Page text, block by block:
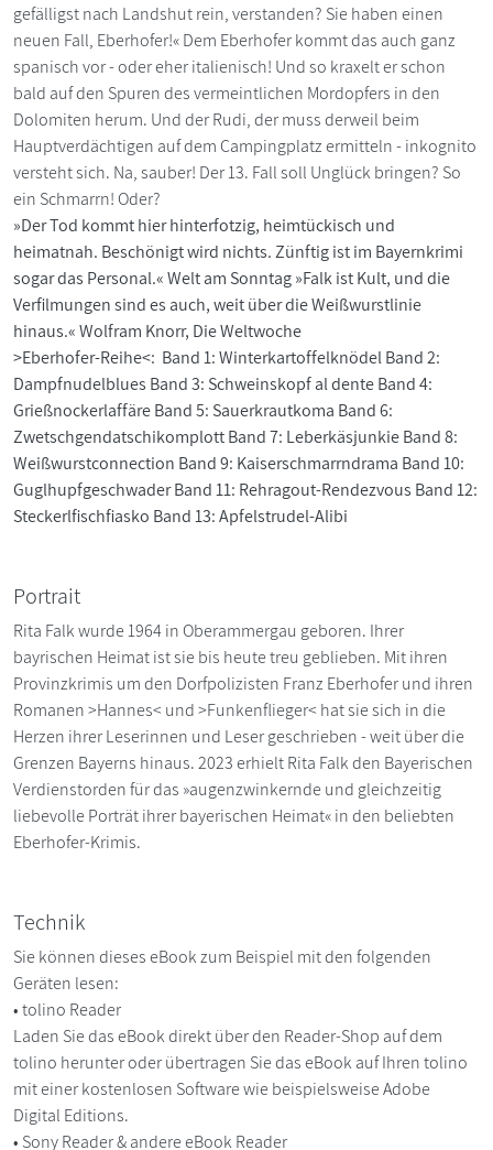
gefälligst nach Landshut rein, verstanden? Sie haben einen
neuen Fall, Eberhofer!« Dem Eberhofer kommt das auch ganz
spanisch vor - oder eher italienisch! Und so kraxelt er schon
bald auf den Spuren des vermeintlichen Mordopfers in den
Dolomiten herum. Und der Rudi, der muss derweil beim
Hauptverdächtigen auf dem Campingplatz ermitteln - inkognito
versteht sich. Na, sauber! Der 13. Fall soll Unglück bringen? So
ein Schmarrn! Oder?
»Der Tod kommt hier hinterfotzig, heimtückisch und
heimatnah. Beschönigt wird nichts. Zünftig ist im Bayernkrimi
sogar das Personal.« Welt am Sonntag »Falk ist Kult, und die
Verfilmungen sind es auch, weit über die Weißwurstlinie
hinaus.« Wolfram Knorr, Die Weltwoche
>Eberhofer-Reihe<: Band 1: Winterkartoffelknödel Band 2:
Dampfnudelblues Band 3: Schweinskopf al dente Band 4:
Grießnockerlaffäre Band 5: Sauerkrautkoma Band 6:
Zwetschgendatschikomplott Band 7: Leberkäsjunkie Band 8:
Weißwurstconnection Band 9: Kaiserschmarrndrama Band 10:
Guglhupfgeschwader Band 11: Rehragout-Rendezvous Band 12:
Steckerlfischfiasko Band 13: Apfelstrudel-Alibi
Portrait
Rita Falk wurde 1964 in Oberammergau geboren. Ihrer
bayrischen Heimat ist sie bis heute treu geblieben. Mit ihren
Provinzkrimis um den Dorfpolizisten Franz Eberhofer und ihren
Romanen >Hannes< und >Funkenflieger< hat sie sich in die
Herzen ihrer Leserinnen und Leser geschrieben - weit über die
Grenzen Bayerns hinaus. 2023 erhielt Rita Falk den Bayerischen
Verdienstorden für das »augenzwinkernde und gleichzeitig
liebevolle Porträt ihrer bayerischen Heimat« in den beliebten
Eberhofer-Krimis.
Technik
Sie können dieses eBook zum Beispiel mit den folgenden
Geräten lesen:
• tolino Reader
Laden Sie das eBook direkt über den Reader-Shop auf dem
tolino herunter oder übertragen Sie das eBook auf Ihren tolino
mit einer kostenlosen Software wie beispielsweise Adobe
Digital Editions.
• Sony Reader & andere eBook Reader